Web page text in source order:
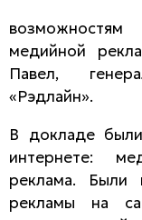
медийной
Павел,
«Рэдлайн».
В докладе
интернете:
реклама. Были
рекламы на